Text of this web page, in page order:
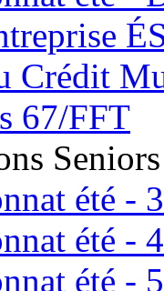
Crédit
67/FFT
été -
été -
été -